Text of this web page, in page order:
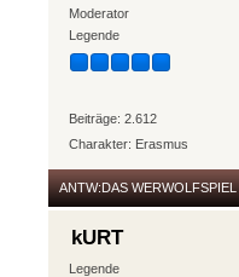
Moderator
Legende
Beiträge: 2.612
Charakter: Erasmus
ANTW:DAS
kURT
Legende